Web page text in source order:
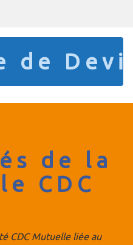
de
de la
CDC
CDC Mutuelle liée au